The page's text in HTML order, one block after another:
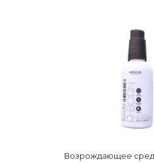
Возрождающее